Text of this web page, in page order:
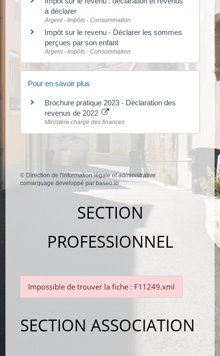
à déclarer
Argent - Impôts - Consommation
Impôt sur le revenu - Déclarer les sommes
perçues par son enfant
Argent - Impôts - Consommation
Pour en savoir plus
Brochure pratique 2023 - Déclaration des
revenus de 2022
Ministère chargé des finances
© Direction de l'information légale et administrative
comarquage developpé parbaseo.io
SECTION
PROFESSIONNEL
Impossible de trouver la fiche : F11249.xml
SECTION ASSOCIATION